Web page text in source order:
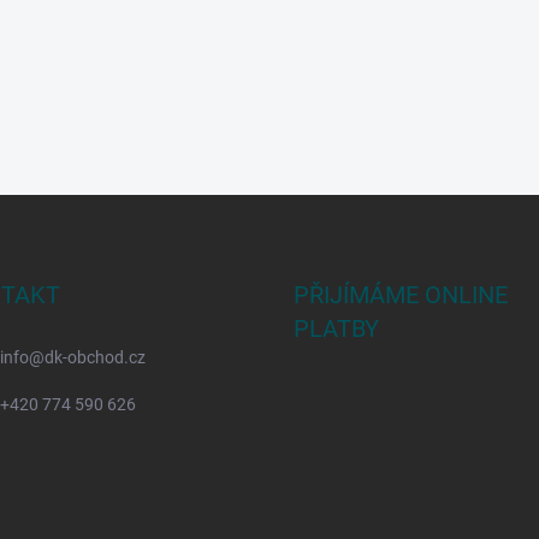
info@dk-obchod.cz
+420 774 590 626
PŘIJÍMÁME ONLINE
PLATBY